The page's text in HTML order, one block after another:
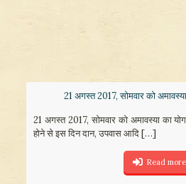
21 अगस्त 2017, सोमवार को
21 अगस्त 2017, सोमवार को अमावस्या का
होने से इस दिन दान, उपवास आदि[…]
Read more